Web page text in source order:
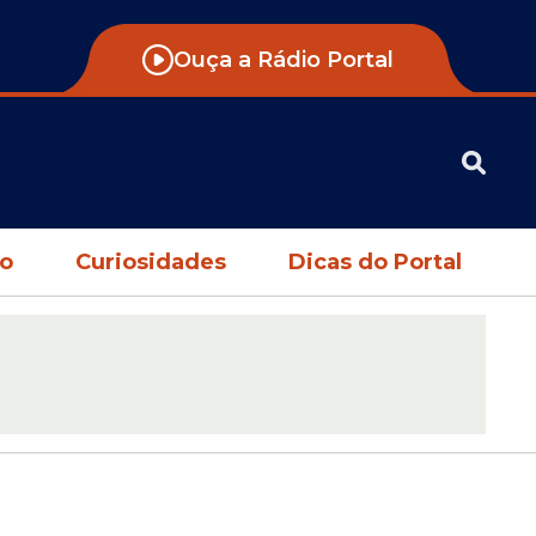
Ouça a Rádio Portal
Curiosidades Dicas do Portal